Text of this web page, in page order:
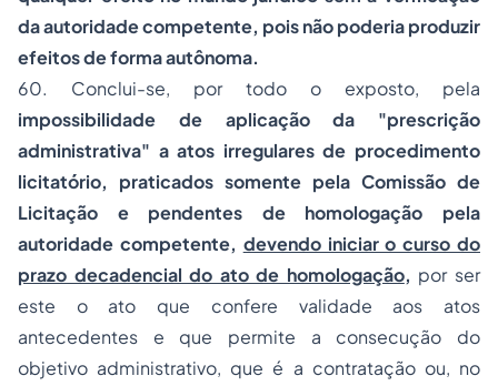
da autoridade competente, pois não poderia produzir
efeitos de forma autônoma.
60. Conclui-se, por todo o exposto, pela
impossibilidade de aplicação da "prescrição
administrativa" a atos irregulares de procedimento
licitatório, praticados somente pela Comissão de
Licitação e pendentes de homologação pela
autoridade competente, devendo iniciar o curso do
prazo decadencial do ato de homologação, por ser
este o ato que confere validade aos atos
antecedentes e que permite a consecução do
objetivo administrativo, que é a contratação ou, no